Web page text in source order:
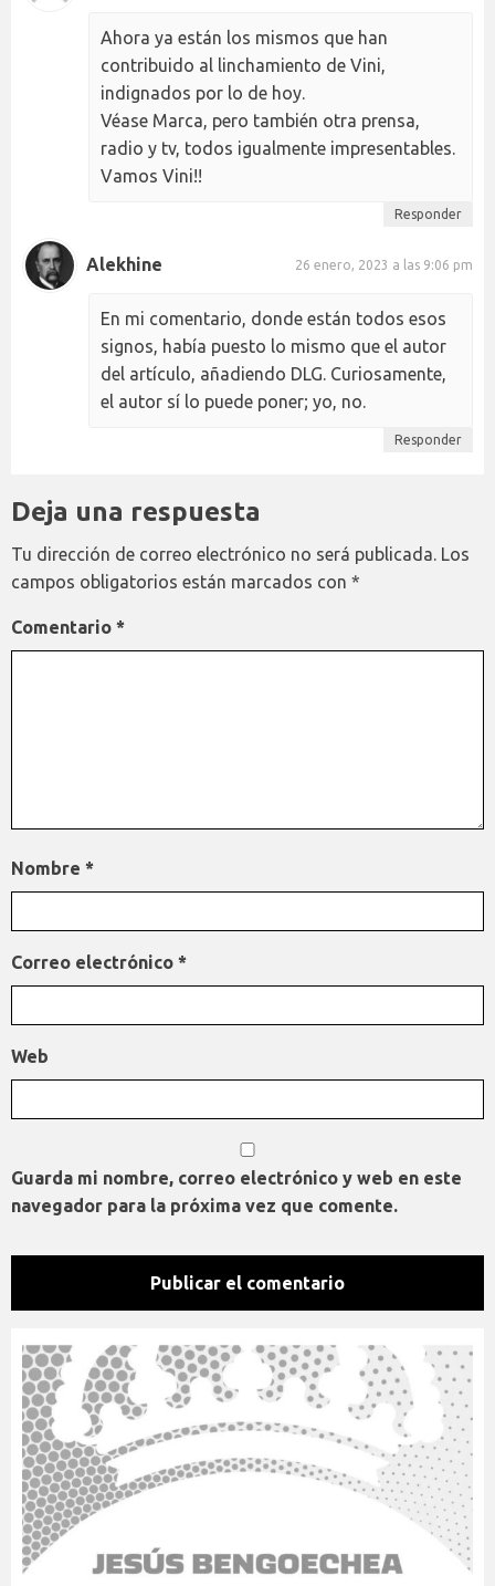
Ahora ya están los mismos que han
contribuido al linchamiento de Vini,
indignados por lo de hoy.
Véase Marca, pero también otra prensa,
radio y tv, todos igualmente impresentables.
Vamos Vini!!
Responder
Alekhine 26 enero, 2023 a las 9:06 pm
En mi comentario, donde están todos esos
signos, había puesto lo mismo que el autor
del artículo, añadiendo DLG. Curiosamente,
el autor sí lo puede poner; yo, no.
Responder
Deja una respuesta
Tu dirección de correo electrónico no será publicada. Los
campos obligatorios están marcados con *
Comentario *
Nombre *
Correo electrónico *
Web
Guarda mi nombre, correo electrónico y web en este
navegador para la próxima vez que comente.